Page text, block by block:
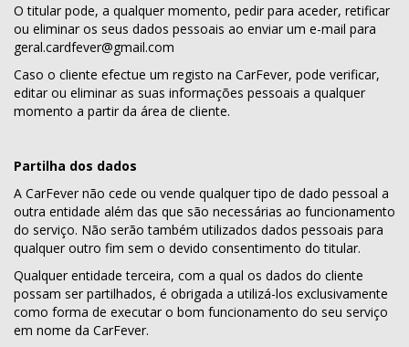
O titular pode, a qualquer momento, pedir para aceder, retificar
ou eliminar os seus dados pessoais ao enviar um e-mail para
geral.cardfever@gmail.com
Caso o cliente efectue um registo na CarFever, pode verificar,
editar ou eliminar as suas informações pessoais a qualquer
momento a partir da área de cliente.
Partilha dos dados
A CarFever não cede ou vende qualquer tipo de dado pessoal a
outra entidade além das que são necessárias ao funcionamento
do serviço. Não serão também utilizados dados pessoais para
qualquer outro fim sem o devido consentimento do titular.
Qualquer entidade terceira, com a qual os dados do cliente
possam ser partilhados, é obrigada a utilizá-los exclusivamente
como forma de executar o bom funcionamento do seu serviço
em nome da CarFever.